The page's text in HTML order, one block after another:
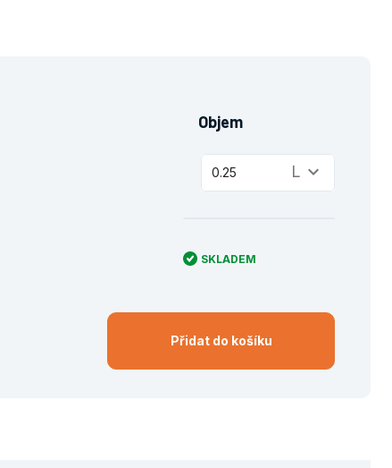
Objem
0.25 L keyboard_arrow_down
SKLADEM
Přidat do košíku